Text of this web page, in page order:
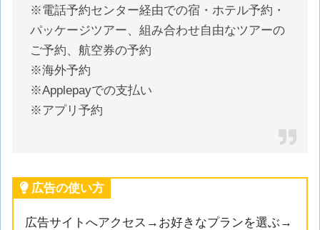
※電話予約センター経由での宿・ホテル予約・
パッケージツアー、組み合わせ自由なツアーの
ご予約、航空券の予約
※海外予約
※Applepayでの支払い
※アプリ予約
広告の使い方
広告サイトへアクセス→お好きなプランを選ぶ→